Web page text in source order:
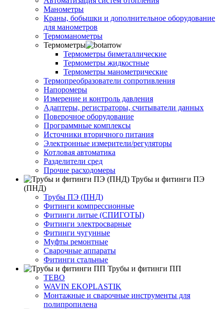
Манометры
Краны, бобышки и дополнительное оборудование
для манометров
Термоманометры
Термометры
Термометры биметаллические
Термометры жидкостные
Термометры манометрические
Термопреобразователи сопротивления
Напоромеры
Измерение и контроль давления
Адаптеры, регистраторы, считыватели данных
Поверочное оборудование
Программные комплексы
Источники вторичного питания
Электронные измерители/регуляторы
Котловая автоматика
Разделители сред
Прочие расходомеры
Трубы и фитинги ПЭ
(ПНД)
Трубы ПЭ (ПНД)
Фитинги компрессионные
Фитинги литые (СПИГОТЫ)
Фитинги электросварные
Фитинги чугунные
Муфты ремонтные
Сварочные аппараты
Фитинги стальные
Трубы и фитинги ПП
TEBO
WAVIN EKOPLASTIK
Монтажные и сварочные инструменты для
полипропилена